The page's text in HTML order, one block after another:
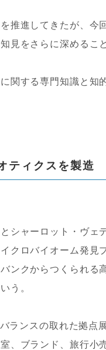
推進してきたが、今
見をさらに深めるこ
関する専門知識と知
ティクスを製造
シャーロット・ヴェ
クロバイオーム発見
ンクからつくられる
う。
ランスの取れた拠点
、ブランド、旅行小